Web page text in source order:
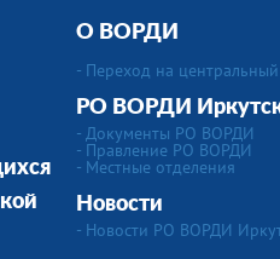
О ВОРДИ
- Переход на
РО ВОРДИ
- Документы РО ВОРДИ
- Правление РО ВОРДИ
- Местные отделения
Новости
- Новости РО ВОРДИ